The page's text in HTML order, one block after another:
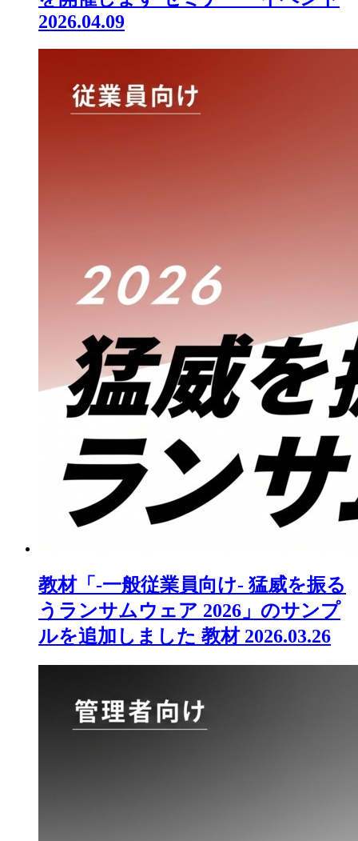
2026.04.09
教材「-一般従業員向け- 猛威を振る
うランサムウェア 2026」のサンプ
ルを追加しました 教材 2026.03.26